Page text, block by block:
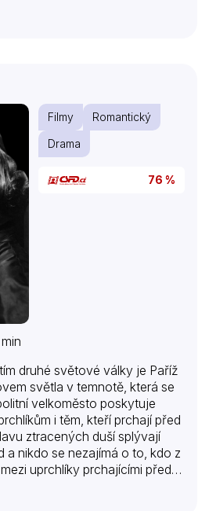
chování a
Filmy
Romantický
Drama
76 %
druhé světové války je Paříž
světla v temnotě, která se
velkoměsto poskytuje
i těm, kteří prchají před
ztracených duší splývají
a nikdo se nezajímá o to, kdo z
uprchlíky prchajícími před
Ravic (Charles Boyer),
operace. Jedné